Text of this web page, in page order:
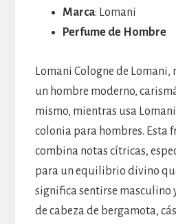
Marca: Lomani
Perfume de Hombre
Lomani Cologne de
un hombre moderno,
mismo, mientras usa
colonia para hombres. Esta
combina notas cítricas,
para un equilibrio divino
significa sentirse masculino
de cabeza de bergamota,